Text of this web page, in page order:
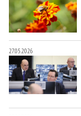
27.05.2026